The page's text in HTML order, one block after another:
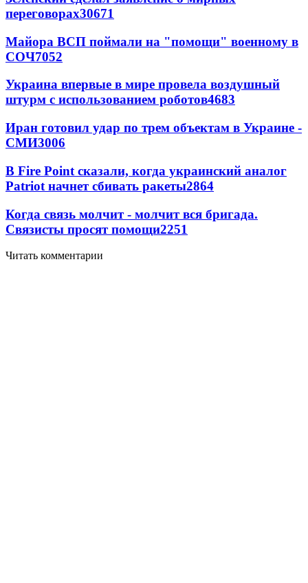
переговорах30671
Майора ВСП поймали на "помощи" военному в
СОЧ7052
Украина впервые в мире провела воздушный
штурм с использованием роботов4683
Иран готовил удар по трем объектам в Украине -
СМИ3006
В Fire Point сказали, когда украинский аналог
Patriot начнет сбивать ракеты2864
Когда связь молчит - молчит вся бригада.
Связисты просят помощи2251
Читать комментарии